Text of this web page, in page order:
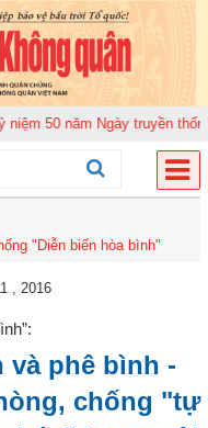
50 năm Ngày truyền thống
"Diễn biến hòa bình"
, 2016
và phê bình -
chống "tự